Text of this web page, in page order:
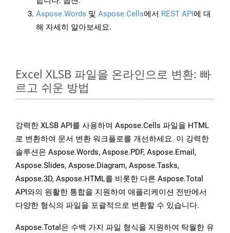
Aspose.Words 및 Aspose.Cells에서 REST API에 대
해 자세히 알아보세요.
Excel XLSB 파일을 온라인으로 변환: 빠
르고 쉬운 방법
강력한 XLSB API를 사용하여 Aspose.Cells 파일을 HTML
로 변환하여 문서 변환 워크플로를 개선하세요. 이 강력한
솔루션은 Aspose.Words, Aspose.PDF, Aspose.Email,
Aspose.Slides, Aspose.Diagram, Aspose.Tasks,
Aspose.3D, Aspose.HTML를 비롯한 다른 Aspose.Total
API와의 원활한 통합을 지원하여 애플리케이션 전반에서
다양한 형식의 파일을 포괄적으로 변환할 수 있습니다.
Aspose.Total은 수백 가지 파일 형식을 지원하여 탁월한 유